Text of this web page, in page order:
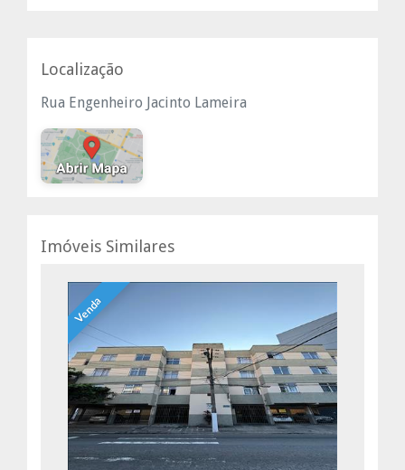
Localização
Rua Engenheiro Jacinto Lameira
Imóveis Similares
Venda